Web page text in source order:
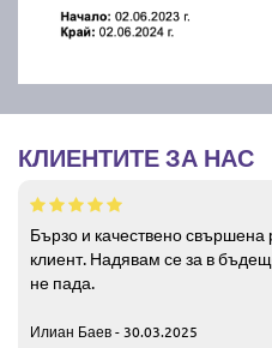
КЛИЕНТИТЕ ЗА НАС
Бързо и качествено свършена
клиент. Надявам се за в
не пада.
Илиан Баев - 30.03.2025